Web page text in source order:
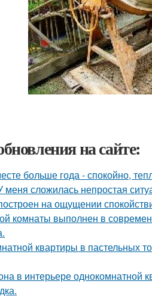
на сайте:
больше года - спокойно,
меня сложилась непростая
на ощущении
комнаты выполнен в
квартиры в пастельных
в интерьере однокомнатной